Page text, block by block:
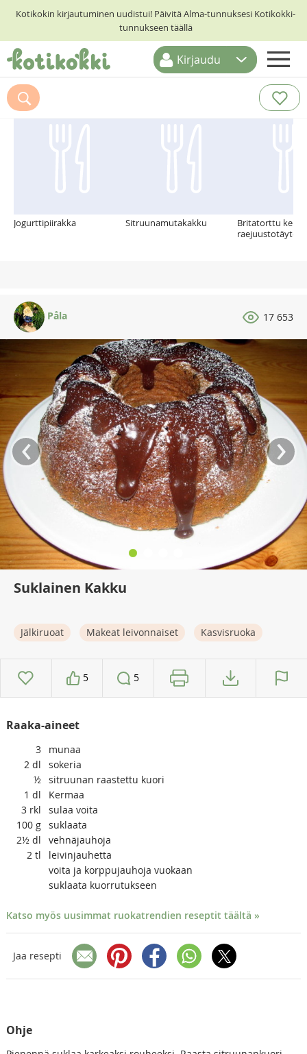
Kotikokin kirjautuminen uudistui! Päivitä Alma-tunnuksesi Kotikokki-
tunnukseen täällä
ETUSIVU
RESEPTIHAKU
Kirjaudu
Suosittelemme myös
Jogurttipiirakka Sitruunamutakakku
Britatorttu
raejuustotäytellä
Påla 17 653
‹ ›
Suklainen Kakku
Jälkiruoat Makeat leivonnaiset Kasvisruoka
5 5
Raaka-aineet
3
munaa
2 dl
sokeria
½ sitruunan raastettu kuori
1 dl
Kermaa
3 rkl
sulaa voita
100 g suklaata
2½ dl
vehnäjauhoja
2 tl
leivinjauhetta
voita ja korppujauhoja vuokaan
suklaata kuorrutukseen
Katso myös uusimmat ruokatrendien reseptit täältä »
Jaa resepti
Ohje